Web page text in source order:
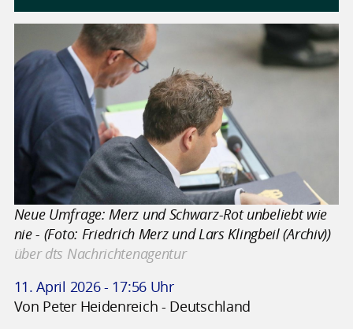
Neue Umfrage: Merz und Schwarz-Rot unbeliebt wie
nie - (Foto: Friedrich Merz und Lars Klingbeil (Archiv))
über dts Nachrichtenagentur
11. April 2026 - 17:56 Uhr
Von Peter Heidenreich - Deutschland